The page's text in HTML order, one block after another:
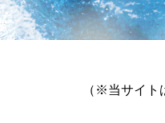
（※当サイト